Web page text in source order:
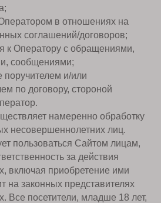
в отношениях на
соглашений/договоров;
к Оператору с обращениями,
сообщениями;
и/или
по договору, стороной
намеренно обработку
несовершеннолетних лиц.
пользоваться Сайтом лицам,
за действия
включая приобретение ими
на законных представителях
Все посетители, младше 18 лет,